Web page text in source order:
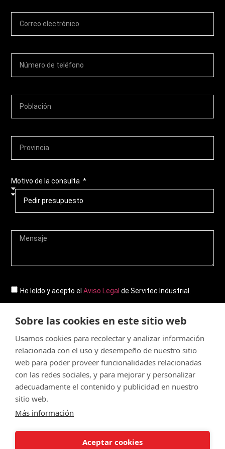
Motivo de la consulta
He leído y acepto elAviso Legal de Servitec Industrial.
Enviar
© Servitec S.A.
Todos los derechos reservados
Made byCRONUTS.DIGITAL
Política de cookiesPolítica de calidad
Sobre las cookies en este sitio web
Usamos cookies para recolectar y analizar información
relacionada con el uso y desempeño de nuestro sitio
web para poder proveer funcionalidades relacionadas
con las redes sociales, y para mejorar y personalizar
adecuadamente el contenido y publicidad en nuestro
sitio web.
Más información
Aceptar cookies